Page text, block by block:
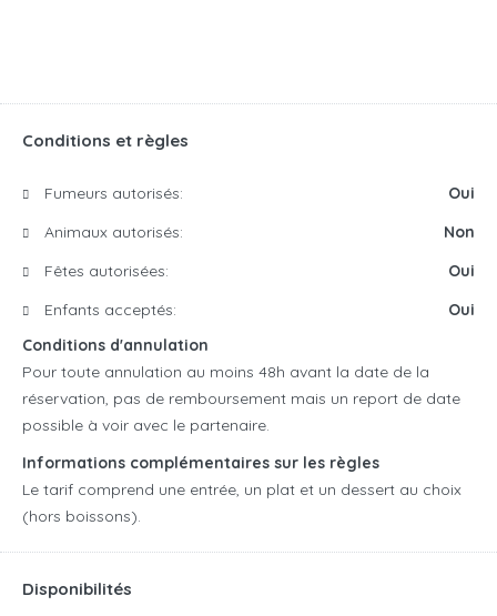
Conditions et règles
Fumeurs autorisés:
Oui
Animaux autorisés:
Non
Fêtes autorisées:
Oui
Enfants acceptés:
Oui
Conditions d'annulation
Pour toute annulation au moins 48h avant la date de la
réservation, pas de remboursement mais un report de date
possible à voir avec le partenaire.
Informations complémentaires sur les règles
Le tarif comprend une entrée, un plat et un dessert au choix
(hors boissons).
Disponibilités